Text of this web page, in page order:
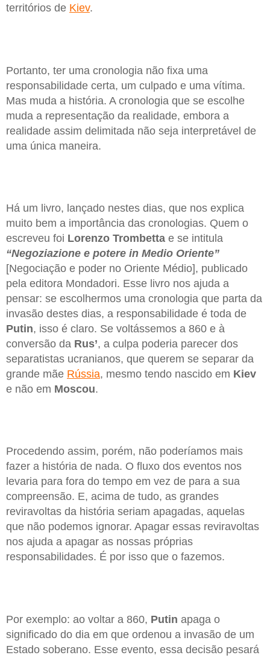
territórios de Kiev.
Portanto, ter uma cronologia não fixa uma
responsabilidade certa, um culpado e uma vítima.
Mas muda a história. A cronologia que se escolhe
muda a representação da realidade, embora a
realidade assim delimitada não seja interpretável de
uma única maneira.
Há um livro, lançado nestes dias, que nos explica
muito bem a importância das cronologias. Quem o
escreveu foi Lorenzo Trombetta e se intitula
“Negoziazione e potere in Medio Oriente”
[Negociação e poder no Oriente Médio], publicado
pela editora Mondadori. Esse livro nos ajuda a
pensar: se escolhermos uma cronologia que parta da
invasão destes dias, a responsabilidade é toda de
Putin, isso é claro. Se voltássemos a 860 e à
conversão da Rus’, a culpa poderia parecer dos
separatistas ucranianos, que querem se separar da
grande mãe Rússia, mesmo tendo nascido em Kiev
e não em Moscou.
Procedendo assim, porém, não poderíamos mais
fazer a história de nada. O fluxo dos eventos nos
levaria para fora do tempo em vez de para a sua
compreensão. E, acima de tudo, as grandes
reviravoltas da história seriam apagadas, aquelas
que não podemos ignorar. Apagar essas reviravoltas
nos ajuda a apagar as nossas próprias
responsabilidades. É por isso que o fazemos.
Por exemplo: ao voltar a 860, Putin apaga o
significado do dia em que ordenou a invasão de um
Estado soberano. Esse evento, essa decisão pesará